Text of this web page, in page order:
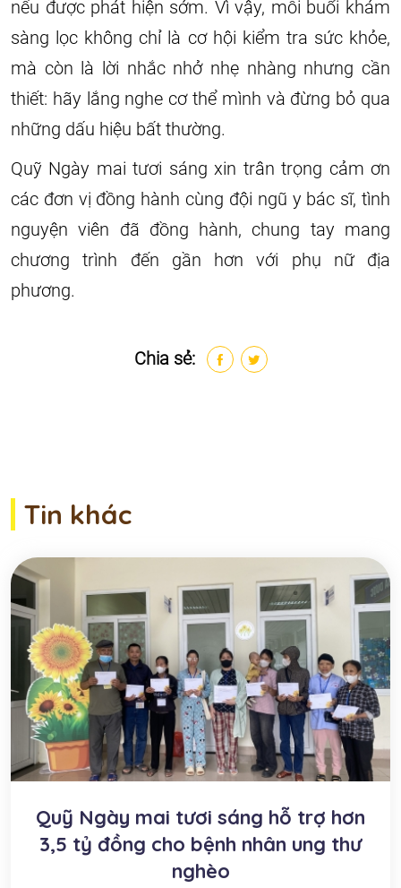
nếu được phát hiện sớm. Vì vậy, mỗi buổi khám
sàng lọc không chỉ là cơ hội kiểm tra sức khỏe,
mà còn là lời nhắc nhở nhẹ nhàng nhưng cần
thiết: hãy lắng nghe cơ thể mình và đừng bỏ qua
những dấu hiệu bất thường.
Quỹ Ngày mai tươi sáng xin trân trọng cảm ơn
các đơn vị đồng hành cùng đội ngũ y bác sĩ, tình
nguyện viên đã đồng hành, chung tay mang
chương trình đến gần hơn với phụ nữ địa
phương.
Chia sẻ:
Tin khác
Quỹ Ngày mai tươi sáng hỗ trợ hơn
3,5 tỷ đồng cho bệnh nhân ung thư
nghèo